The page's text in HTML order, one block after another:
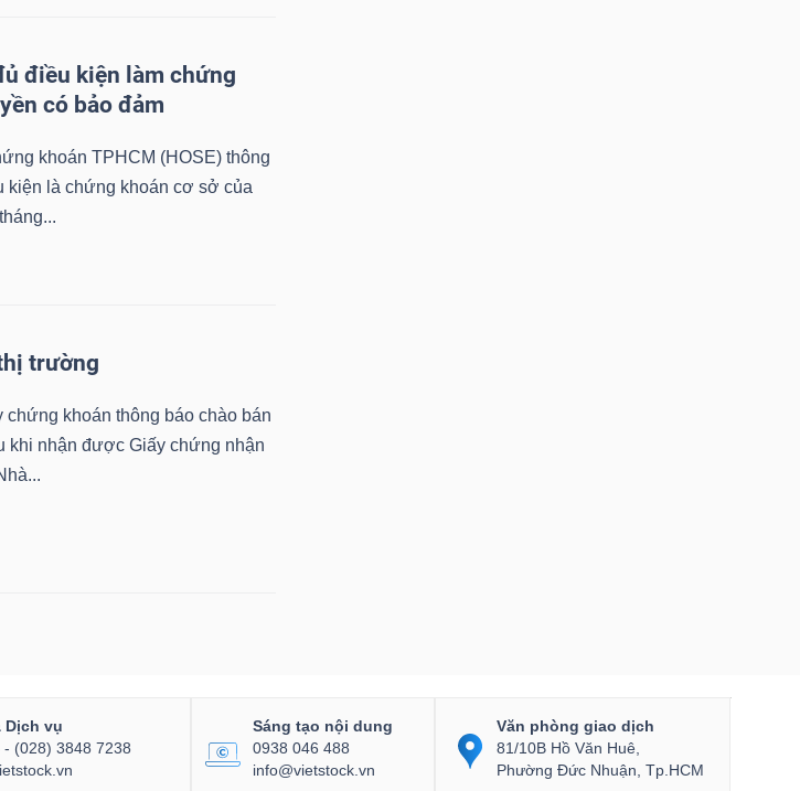
điều kiện làm chứng
có bảo đảm
khoán TPHCM (HOSE) thông
kiện là chứng khoán cơ sở của
trường
chứng khoán thông báo chào bán
khi nhận được Giấy chứng nhận
Dịch vụ
(028) 3848 7238
Sáng tạo nội dung
0938 046 488
info@vietstock.vn
Văn phòng giao dịch
81/10B Hồ Văn Huê,
Phường Đức Nhuận, Tp.HCM